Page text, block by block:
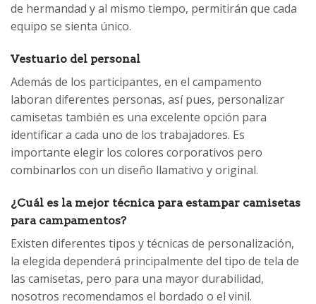
de hermandad y al mismo tiempo, permitirán que cada
equipo se sienta único.
Vestuario del personal
Además de los participantes, en el campamento
laboran diferentes personas, así pues, personalizar
camisetas también es una excelente opción para
identificar a cada uno de los trabajadores. Es
importante elegir los colores corporativos pero
combinarlos con un diseño llamativo y original.
¿Cuál es la mejor técnica para estampar camisetas
para campamentos?
Existen diferentes tipos y técnicas de personalización,
la elegida dependerá principalmente del tipo de tela de
las camisetas, pero para una mayor durabilidad,
nosotros recomendamos el bordado o el vinil.